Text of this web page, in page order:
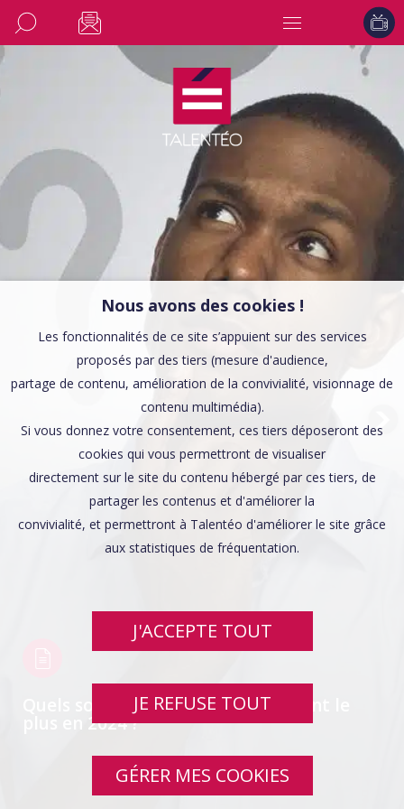
CONSEILS EMPLOI
Quels sont les métiers qui recrutent le
plus en 2024 ?
Affaires sensibles
Nous avons des cookies !
Les fonctionnalités de ce site s’appuient sur des services
proposés par des tiers (mesure d'audience,
partage de contenu, amélioration de la convivialité, visionnage de
contenu multimédia).
Si vous donnez votre consentement, ces tiers déposeront des
cookies qui vous permettront de visualiser
directement sur le site du contenu hébergé par ces tiers, de
partager les contenus et d'améliorer la
convivialité, et permettront à Talentéo d'améliorer le site grâce
aux statistiques de fréquentation.
J'ACCEPTE TOUT
JE REFUSE TOUT
GÉRER MES COOKIES